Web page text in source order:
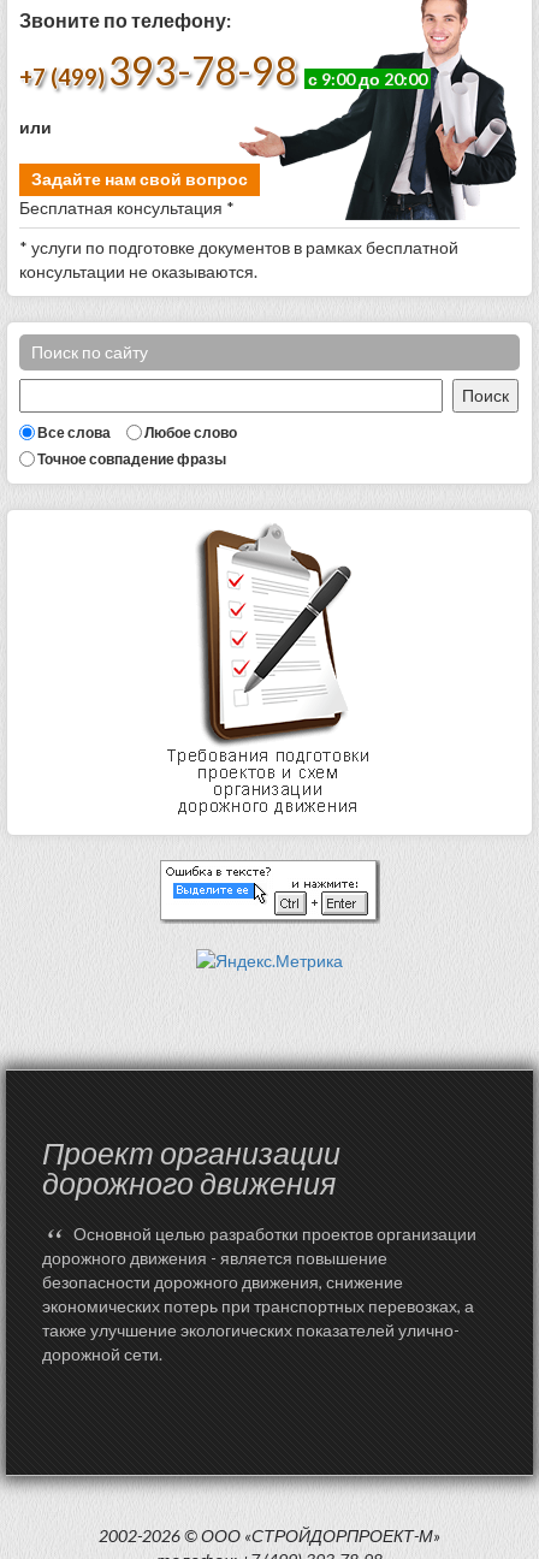
Звоните по телефону:
+7 (499) 393-78-98 с 9:00 до 20:00
или
Задайте нам свой вопрос
Бесплатная консультация *
* услуги по подготовке документов в рамках бесплатной
консультации не оказываются.
Поиск по сайту
Все слова
Любое слово
Точное совпадение фразы
Проект организации
дорожного движения
“ Основной целью разработки проектов организации
дорожного движения - является повышение
безопасности дорожного движения, снижение
экономических потерь при транспортных перевозках, а
также улучшение экологических показателей улично-
дорожной сети.
2002-2026 © ООО «СТРОЙДОРПРОЕКТ-М»